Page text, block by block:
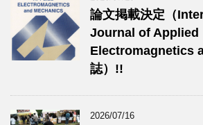
論文掲載決定（
Journal of Applied
Electromagnetics
誌）!!
2026/07/16